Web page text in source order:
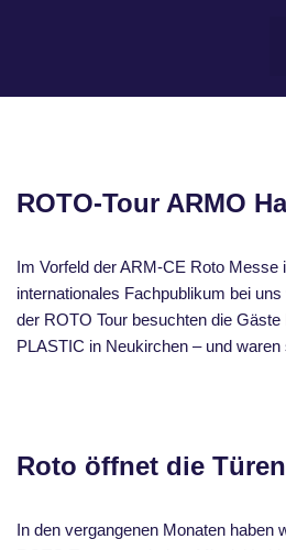
ROTO-Tour ARMO
Im Vorfeld der ARM-CE Roto Messe
internationales Fachpublikum bei
der ROTO Tour besuchten die
PLASTIC in Neukirchen – und
Roto öffnet die Türen
In den vergangenen Monaten haben